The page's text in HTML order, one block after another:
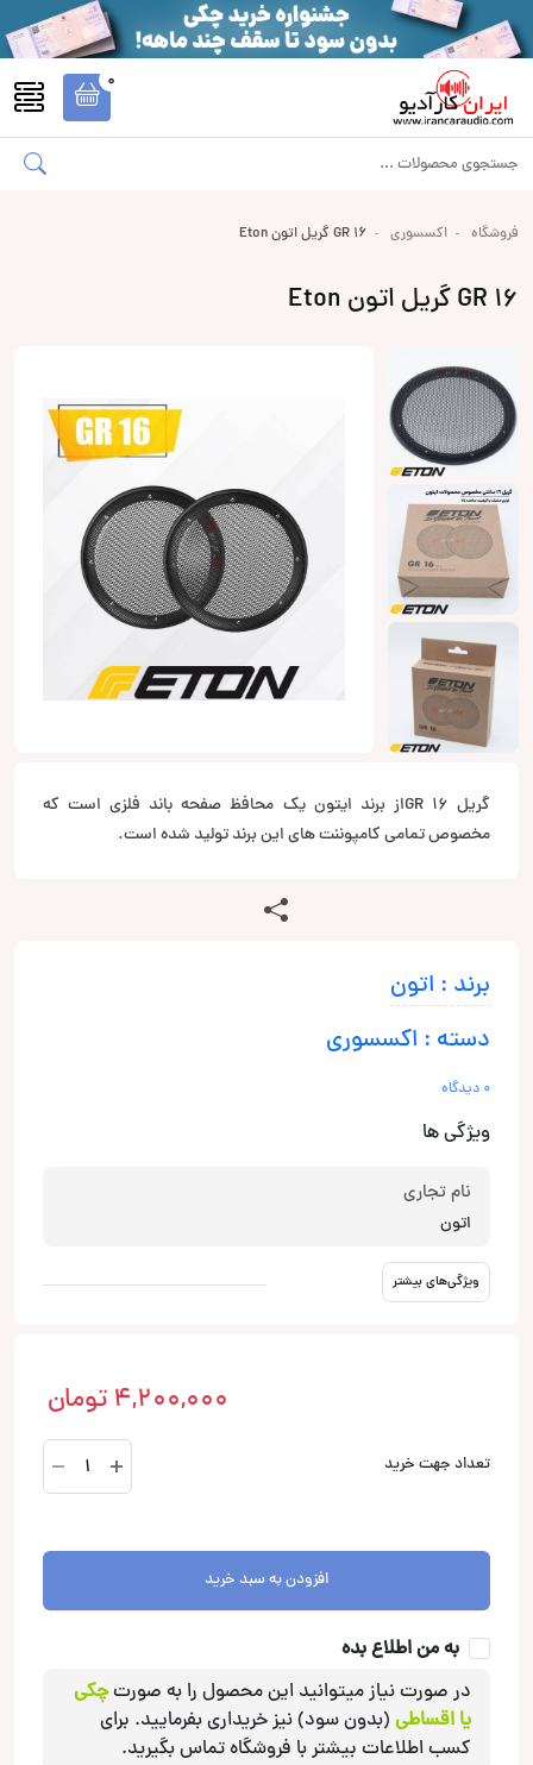
0
فروشگاه اکسسوری GR 16 گریل اتون Eton
GR 16 گریل اتون Eton
گریل GR 16از برند ایتون یک محافظ صفحه باند فلزی است که
مخصوص تمامی کامپوننت های این برند تولید شده است.
برند : اتون
دسته : اکسسوری
0 دیدگاه
ویژگی ها
نام تجاری
اتون
ویژگی‌های بیشتر
4,200,000 تومان
تعداد جهت خرید
GR
16
افزودن به سبد خرید
به من اطلاع بده
در صورت نیاز میتوانید این محصول را به صورتچکی
یا اقساطی (بدون سود) نیز خریداری بفرمایید. برای
کسب اطلاعات بیشتر با فروشگاه تماس بگیرید.